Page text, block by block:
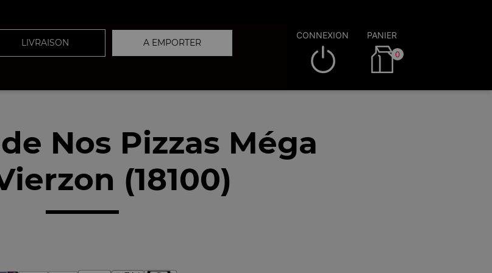
LIVRAISON A EMPORTER
CONNEXION PANIER
0
Nos Pizzas Méga
(18100)